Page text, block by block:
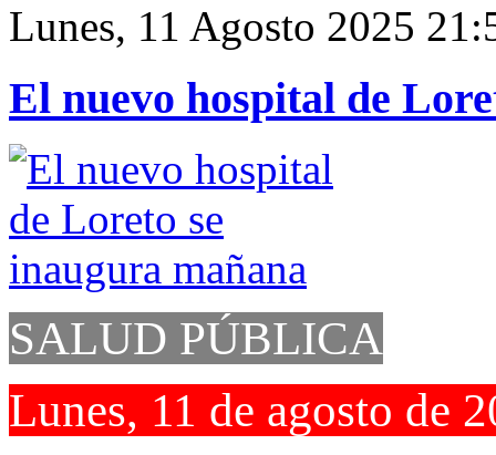
Lunes, 11 Agosto 2025
El nuevo hospital de
SALUD PÚBLICA
Lunes, 11 de agosto de